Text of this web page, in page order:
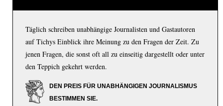
Täglich schreiben unabhängige Journalisten und Gastautoren
auf Tichys Einblick ihre Meinung zu den Fragen der Zeit. Zu
jenen Fragen, die sonst oft all zu einseitig dargestellt oder unter
den Teppich gekehrt werden.
DEN PREIS FÜR UNABHÄNGIGEN JOURNALISMUS
BESTIMMEN SIE.